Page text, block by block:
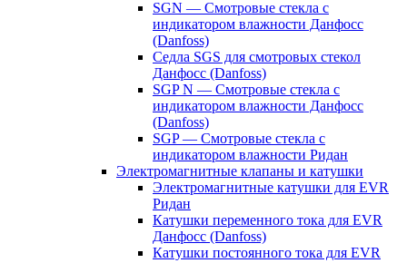
SGN — Смотровые стекла с
индикатором влажности Данфосс
(Danfoss)
Седла SGS для смотровых стекол
Данфосс (Danfoss)
SGP N — Смотровые стекла с
индикатором влажности Данфосс
(Danfoss)
SGP — Смотровые стекла с
индикатором влажности Ридан
Электромагнитные клапаны и катушки
Электромагнитные катушки для EVR
Ридан
Катушки переменного тока для EVR
Данфосс (Danfoss)
Катушки постоянного тока для EVR